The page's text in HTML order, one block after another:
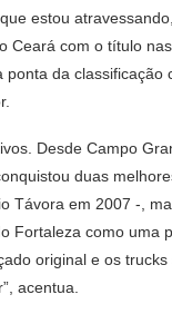
estou
com o título
da classificação
Desde Campo
duas
Távora em 2007 -,
Fortaleza como uma
original e os
acentua.